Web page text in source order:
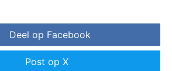
Deel op Facebook
Post op X